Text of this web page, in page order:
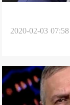
2020-02-03 07:58